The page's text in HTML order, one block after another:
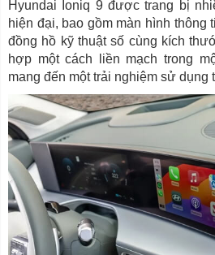
Hyundai Ioniq 9 được trang bị
hiện đại, bao gồm màn hình thông
đồng hồ kỹ thuật số cùng kích
hợp một cách liền mạch trong
mang đến một trải nghiệm sử dụng